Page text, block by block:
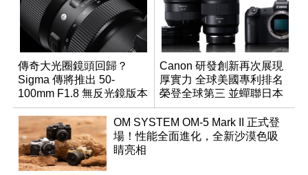
傳奇大光圈鏡頭回歸？
Sigma 傳將推出 50-
100mm F1.8 無反光鏡版本
Canon 研發創新再次展現
厚實力 全球美國專利排名
榮登全球第三 並蟬聯日本
企業排名榜首
OM SYSTEM OM-5 Mark II 正式登
場！性能全面進化，全新沙漠色吸
睛亮相